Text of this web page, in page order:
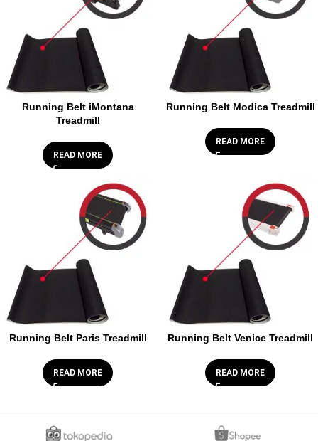
Running Belt iMontana
Treadmill
READ MORE
Running Belt Modica Treadmill
READ MORE
Running Belt Paris Treadmill
READ MORE
Running Belt Venice Treadmill
READ MORE